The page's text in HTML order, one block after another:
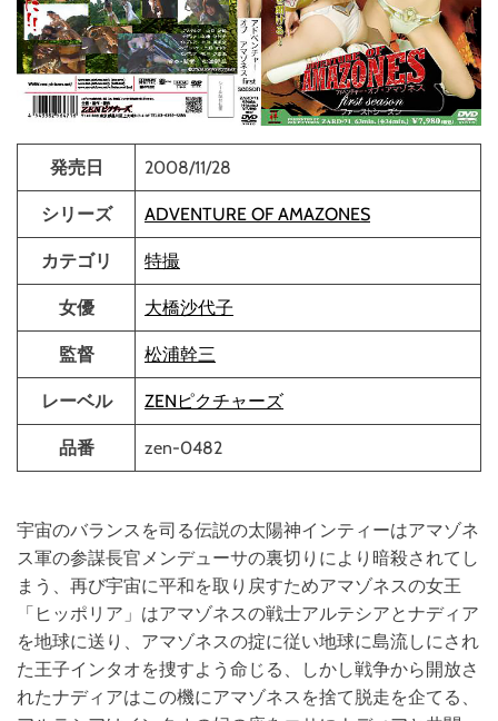
発売日 2008/11/28
シリーズ ADVENTURE OF AMAZONES
カテゴリ 特撮
女優 大橋沙代子
監督 松浦幹三
レーベル ZENピクチャーズ
品番 zen-0482
宇宙のバランスを司る伝説の太陽神インティーはアマゾネ
ス軍の参謀長官メンデューサの裏切りにより暗殺されてし
まう、再び宇宙に平和を取り戻すためアマゾネスの女王
「ヒッポリア」はアマゾネスの戦士アルテシアとナディア
を地球に送り、アマゾネスの掟に従い地球に島流しにされ
た王子インタオを捜すよう命じる、しかし戦争から開放さ
れたナディアはこの機にアマゾネスを捨て脱走を企てる、